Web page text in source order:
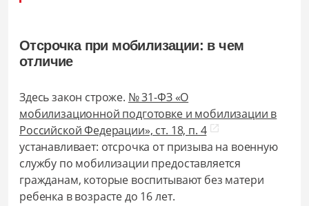
Отсрочка при мобилизации: в чем
отличие
Здесь закон строже. № 31-ФЗ «О
мобилизационной подготовке и мобилизации в
Российской Федерации», ст. 18, п. 4
устанавливает: отсрочка от призыва на военную
службу по мобилизации предоставляется
гражданам, которые воспитывают без матери
ребенка в возрасте до 16 лет.